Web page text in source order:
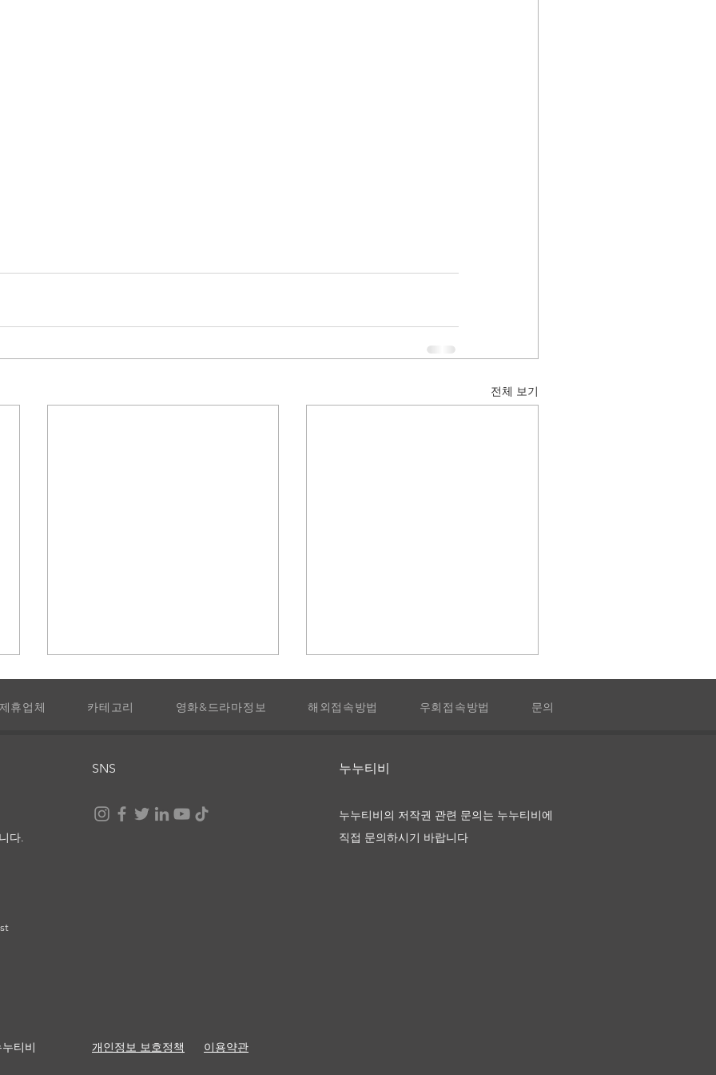
전체 보기
눈부신 세상 끝에서, 너와 나
휴업체 카테고리 영화&드라마정보 해외접속방법 우회접속방법 문의
다.
SNS ​누누티비
누누티비의 저작권 관련 문의는 누누티비에
직접 문의하시기 바랍니다
티비 ​개인정보 보호정책 이용약관